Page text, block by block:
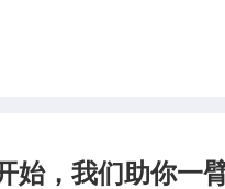
始，我们助你一